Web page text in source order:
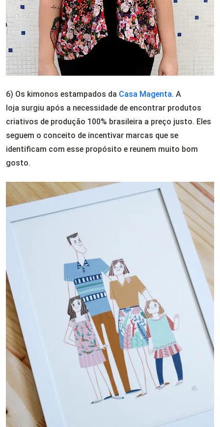
6) Os kimonos estampados da Casa Magenta. A
loja surgiu após a necessidade de encontrar produtos
criativos de produção 100% brasileira a preço justo. Eles
seguem o conceito de incentivar marcas que se
identificam com esse propósito e reunem muito bom
gosto.